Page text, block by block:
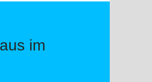
im